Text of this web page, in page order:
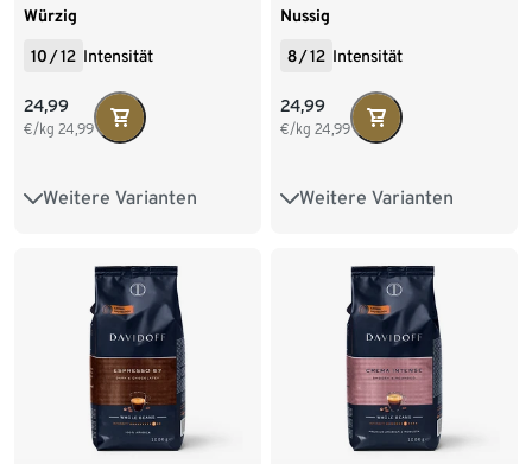
Würzig
10/12 Intensität
24,99
€/kg 24,99
Weitere Varianten
1 kg Ganze Bohne
Nussig
8/12 Intensität
24,99
€/kg 24,99
Weitere Varianten
1 kg Ganze Bohne